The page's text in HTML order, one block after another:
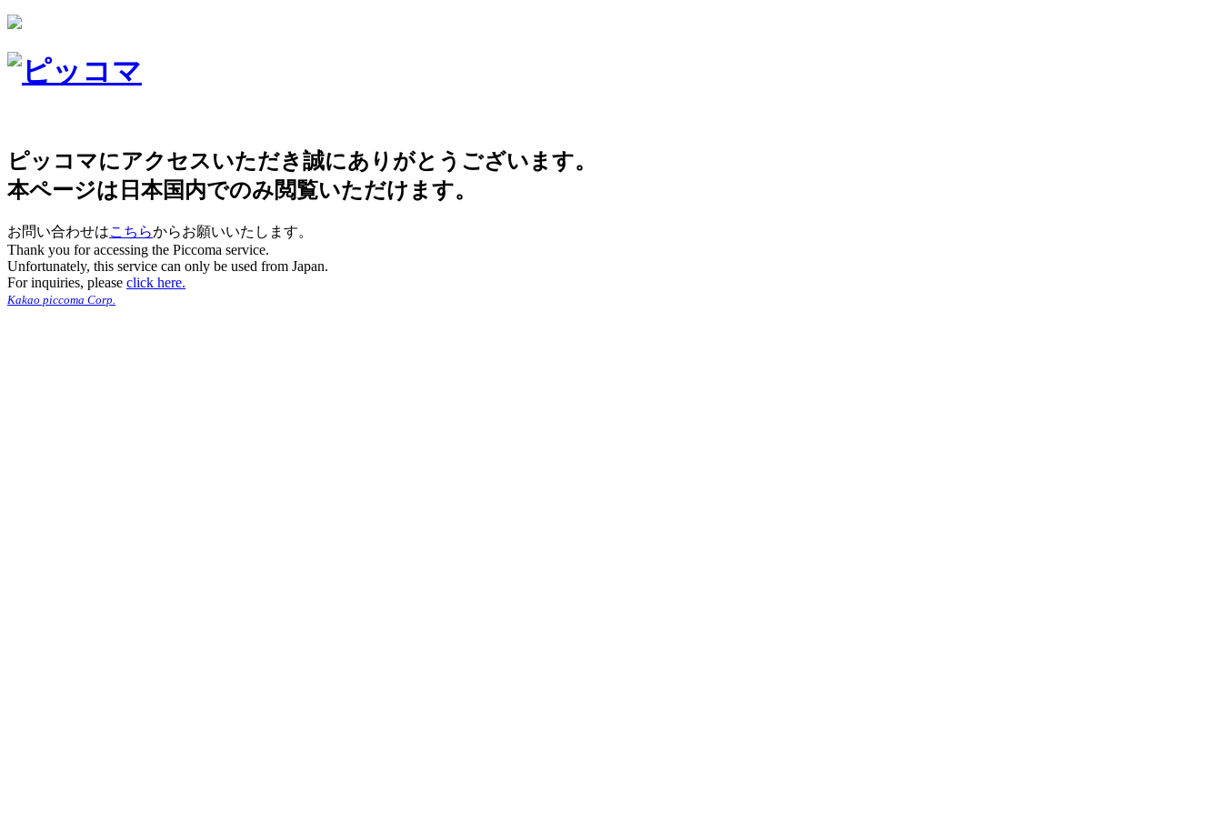
ピッコマにアクセスいただき誠にありがとうございます。
本ページは日本国内でのみ閲覧いただけます。
お問い合わせはこちらからお願いいたします。
Thank you for accessing the Piccoma service.
Unfortunately, this service can only be used from Japan.
For inquiries, please click here.
Kakao piccoma Corp.